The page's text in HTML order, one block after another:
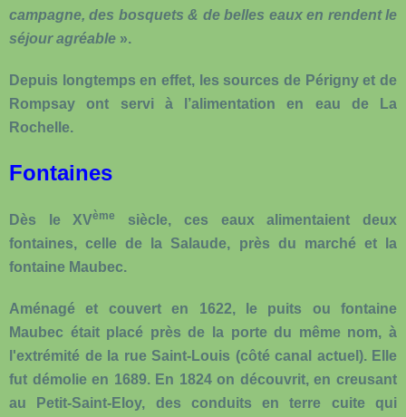
campagne, des bosquets & de belles eaux en rendent le
séjour agréable ».
Depuis longtemps en effet, les sources de Périgny et de
Rompsay ont servi à l’alimentation en eau de La
Rochelle.
Fontaines
Dès le XVème
siècle, ces eaux alimentaient deux
fontaines, celle de la Salaude, près du marché et la
fontaine Maubec.
Aménagé et couvert en 1622, le puits ou fontaine
Maubec était placé près de la porte du même nom, à
l'extrémité de la rue Saint-Louis (côté canal actuel). Elle
fut démolie en 1689. En 1824 on découvrit, en creusant
au Petit-Saint-Eloy, des conduits en terre cuite qui